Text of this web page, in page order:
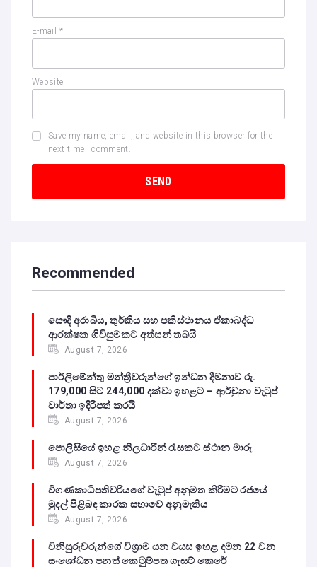
E-mail *
Website
Save my name, email, and website in this browser for the
next time I comment.
Recommended
සෞදි අරාබිය, තුර්කිය සහ පකිස්ථානය ඒකාබද්ධ
ආරක්ෂක ගිවිසුමකට අත්සන් තබයි
August 7, 2026
පාර්ලිමේන්තු මන්ත්‍රීවරුන්ගේ ඉන්ධන දීමනාව රු.
179,000 සිට 244,000 දක්වා ඉහළට – ආර්චුනා වැටුප්
වාර්තා ඉදිරිපත් කරයි
August 7, 2026
පොලිසියේ ඉහළ නිලධාරීන් රැසකට ස්ථාන මාරු
August 7, 2026
විගණකාධිපතිවරියගේ වැටුප් අනුමත කිරීමට රජයේ
මුදල් පිළිබඳ කාරක සභාවේ අනුමැතිය
August 7, 2026
විනිසුරුවරුන්ගේ විශ්‍රාම යන වයස ඉහළ දමන 22 වන
සංශෝධන පනත් කෙටුම්පත ගැසට් කෙරේ